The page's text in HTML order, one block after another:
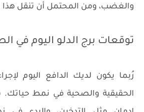
والغضب، ومن المحتمل أن تنقل هذا
توقعات برج الدلو اليوم في
رُبما يكون لديك الدافع اليوم
الحقيقية والصحية في نمط حياتك.